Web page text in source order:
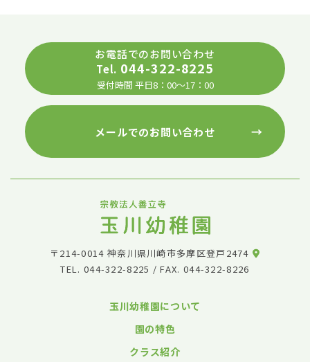
お電話でのお問い合わせ
Tel. 044-322-8225
受付時間 平日8：00～17：00
メールでのお問い合わせ →
〒214-0014 神奈川県川崎市多摩区登戸2474
TEL. 044-322-8225 / FAX. 044-322-8226
玉川幼稚園について
園の特色
クラス紹介